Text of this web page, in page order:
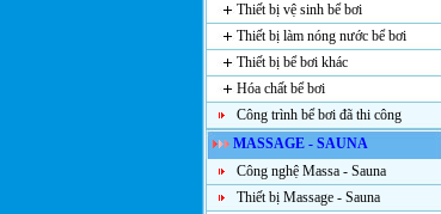
Thiết bị vệ sinh bể bơi
Thiết bị làm nóng nước bể bơi
Thiết bị bể bơi khác
Hóa chất bể bơi
Công trình bể bơi đã thi công
MASSAGE - SAUNA
Công nghệ Massa - Sauna
Thiết bị Massage - Sauna